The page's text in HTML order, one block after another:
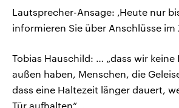
Lautsprecher-Ansage: ‚Heute nur
informieren Sie über Anschlüsse im
Tobias Hauschild: … „dass wir keine
außen haben, Menschen, die
dass eine Haltezeit länger dauert,
Tür aufhalten“ …